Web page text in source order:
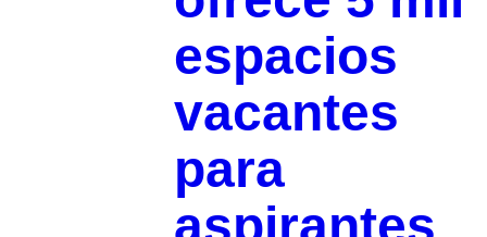
espacios
vacantes
para
aspirantes